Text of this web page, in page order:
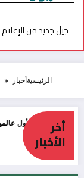
جيلً جديد من الإعلام
الرئيسيةأخبار
أخر
الأخبار